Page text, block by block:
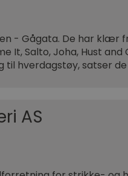
- Gågata. De har klær
It, Salto, Joha, Hust and
til hverdagstøy, satser
AS